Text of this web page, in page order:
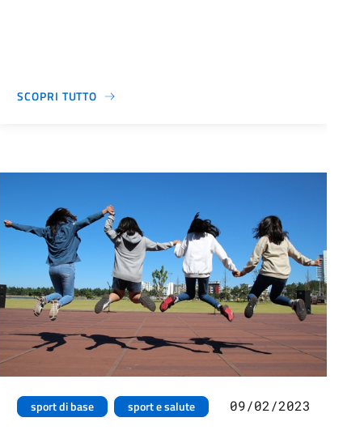
SCOPRI TUTTO
sport di base sport e salute 09/02/2023